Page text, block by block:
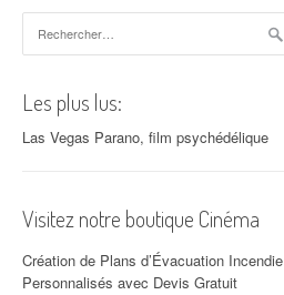
Les plus lus:
Las Vegas Parano, film psychédélique
Visitez notre boutique Cinéma
Création de Plans d’Évacuation Incendie
Personnalisés avec Devis Gratuit